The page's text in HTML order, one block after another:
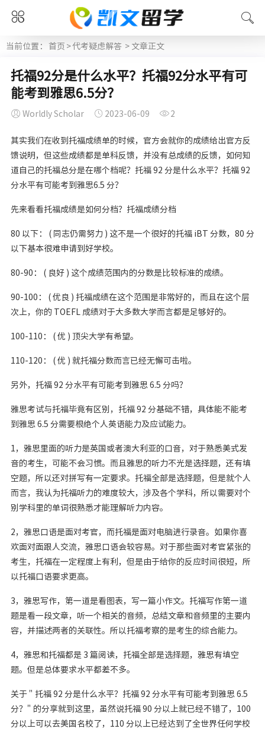
当前位置： 首页 >代考疑虑解答 > 文章正文
托福92分是什么水平？托福92分水平有可
能考到雅思6.5分？
Worldly Scholar 2023-06-09 2
其实我们在收到托福成绩单的时候，官方会就你的成绩给出官方反
馈说明，但这些成绩都是单科反馈，并没有总成绩的反馈，如何知
道自己的托福总分是在哪个档呢？托福 92 分是什么水平？托福 92
分水平有可能考到雅思6.5 分？
先来看看托福成绩是如何分档？托福成绩分档
80 以下： ( 同志仍需努力 ) 这不是一个很好的托福 iBT 分数，80 分
以下基本很难申请到好学校。
80-90： ( 良好 ) 这个成绩范围内的分数是比较标准的成绩。
90-100： ( 优良 ) 托福成绩在这个范围是非常好的，而且在这个层
次上，你的 TOEFL 成绩对于大多数大学而言都是足够好的。
100-110： ( 优 ) 顶尖大学有希望。
110-120： ( 优 ) 就托福分数而言已经无懈可击啦。
另外，托福 92 分水平有可能考到雅思 6.5 分吗？
雅思考试与托福毕竟有区别，托福 92 分基础不错，具体能不能考
到雅思 6.5 分需要根绝个人英语能力及应试能力。
1，雅思里面的听力是英国或者澳大利亚的口音，对于熟悉美式发
音的考生，可能不会习惯。而且雅思的听力不光是选择题，还有填
空题，所以还对拼写有一定要求。托福全部是选择题，但是就个人
而言，我认为托福听力的难度较大，涉及各个学科，所以需要对个
别学科里的单词很熟悉才能理解听力内容。
2，雅思口语是面对考官，而托福是面对电脑进行录音。如果你喜
欢面对面跟人交流，雅思口语会较容易。对于那些面对考官紧张的
考生，托福在一定程度上有利，但是由于给你的反应时间很短，所
以托福口语要求更高。
3，雅思写作，第一道是看图表，写一篇小作文。托福写作第一道
题是看一段文章，听一个相关的音频，总结文章和音频里的主要内
容，并描述两者的关联性。所以托福考察的是考生的综合能力。
4，雅思和托福都是 3 篇阅读，托福全部是选择题，雅思有填空
题。但是总体要求水平都差不多。
关于 " 托福 92 分是什么水平？托福 92 分水平有可能考到雅思 6.5
分？" 的分享就到这里，虽然说托福 90 分以上就已经不错了，100
分以上可以去美国名校了，110 分以上已经达到了全世界任何学校